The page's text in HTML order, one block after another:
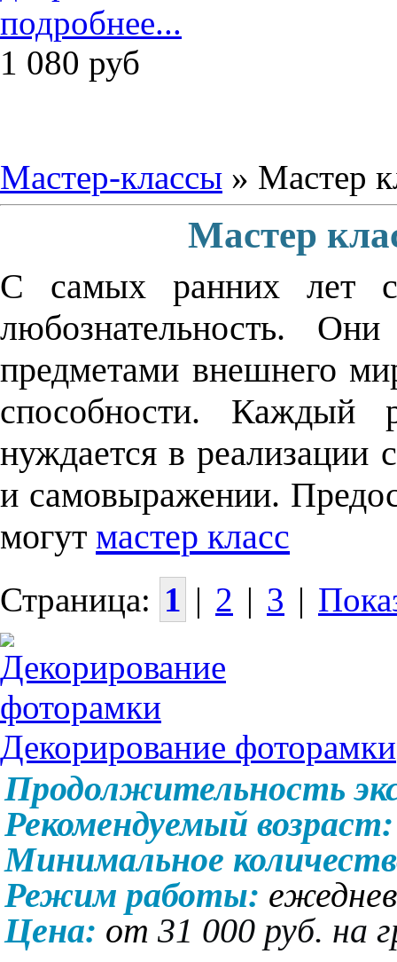
подробнее...
1 080 руб
Мастер-классы » Мастер
Мастер
С самых ранних лет
любознательность.
предметами внешнего
способности. Каждый
нуждается в реализации
и самовыражении.
могут мастер класс
Страница: 1 | 2 | 3 |
Декорирование фоторамки
Продолжительность
Рекомендуемый возраст:
Минимальное
Режим работы:
Цена: от 31 000 руб. на